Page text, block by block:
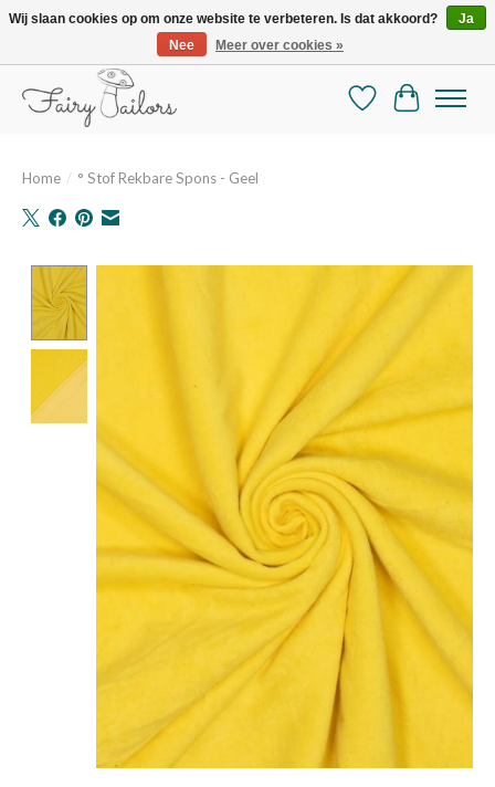
De mooiste online selectie stoffen en mercerie
Verlanglijst
Home / ° Stof Rekbare Spons - Geel
Wij slaan cookies op om onze website te verbeteren. Is dat akkoord?
Ja
Nee
Meer over cookies »